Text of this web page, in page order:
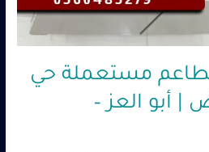
مستعملة حي
| أبو العز –